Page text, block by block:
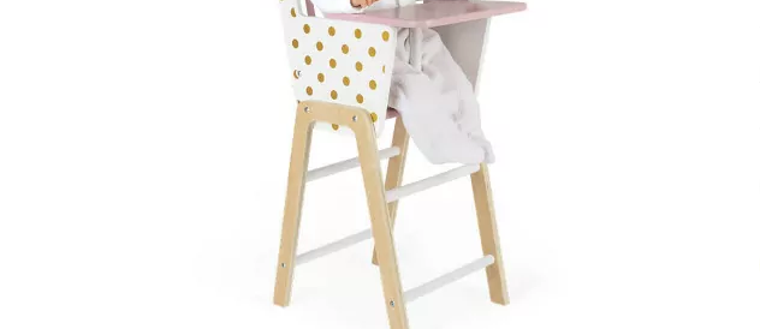
BABY &
KLEINKINDSPIELZEUG
ROLLENSPIEL
SPIELWELTEN
OUTDOOR
TAFEL, MÖBEL &
DEKORATIONEN
LOSE STÜCKE